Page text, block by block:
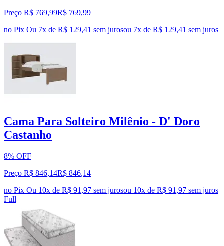
Preço R$ 769,99R$ 769,99
no Pix Ou 7x de R$ 129,41 sem jurosou 7x de R$ 129,41 sem juros
Cama Para Solteiro Milênio - D' Doro
Castanho
8% OFF
Preço R$ 846,14R$ 846,14
no Pix Ou 10x de R$ 91,97 sem jurosou 10x de R$ 91,97 sem juros
Full